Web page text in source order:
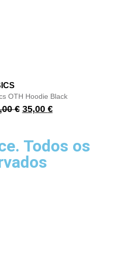
OTH Hoodie Black
€ 35,00 €
Todos os